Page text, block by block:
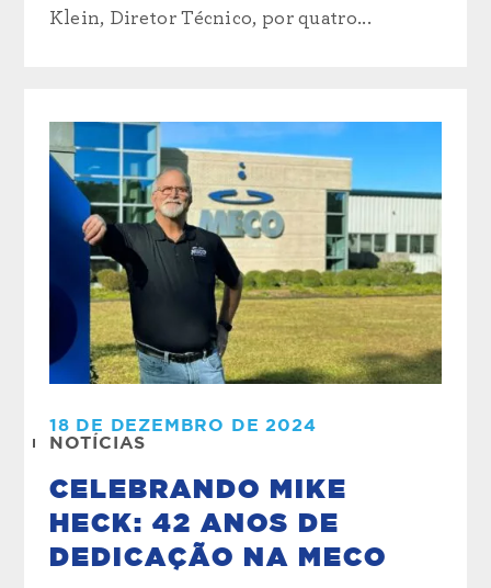
Klein, Diretor Técnico, por quatro...
18 DE DEZEMBRO DE 2024
NOTÍCIAS
CELEBRANDO MIKE
HECK: 42 ANOS DE
DEDICAÇÃO NA MECO